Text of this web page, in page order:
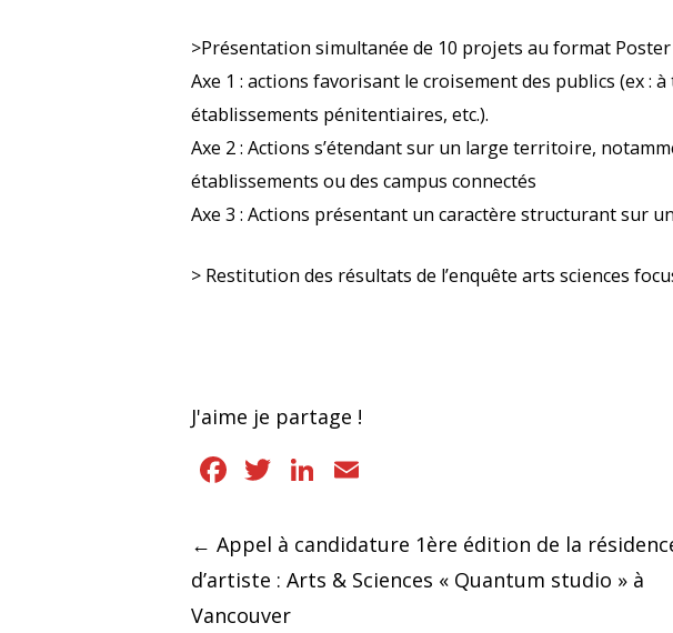
>Présentation simultanée de 10 projets au format
Axe 1 : actions favorisant le croisement des publics (ex :
établissements pénitentiaires, etc.).
Axe 2 : Actions s’étendant sur un large territoire,
établissements ou des campus connectés
Axe 3 : Actions présentant un caractère structurant sur
> Restitution des résultats de l’enquête arts sciences
J'aime je partage !
Facebook
TwitterLinkedIn
Navigation
des
← Appel à candidature 1ère édition de la
d’artiste : Arts & Sciences « Quantum studio » à
Vancouver